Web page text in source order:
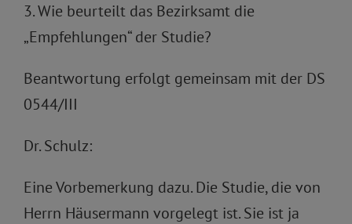
3. Wie beurteilt das Bezirksamt die
„Empfehlungen“ der Studie?
Beantwortung erfolgt gemeinsam mit der DS
0544/III
Dr. Schulz:
Eine Vorbemerkung dazu. Die Studie, die von
Herrn Häusermann vorgelegt ist. Sie ist ja